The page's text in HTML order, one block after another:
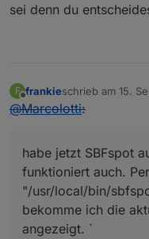
sei denn du
F
Offline
frankieschrieb am 15.
zuletzt editiert
@Marcolotti:
habe jetzt SBFspot
funktioniert auch.
"/usr/local/bin/
bekomme ich die
angezeigt. `